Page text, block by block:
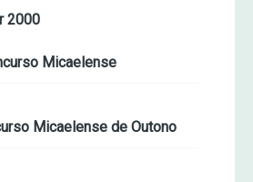
2000
Micaelense
Micaelense de Outono